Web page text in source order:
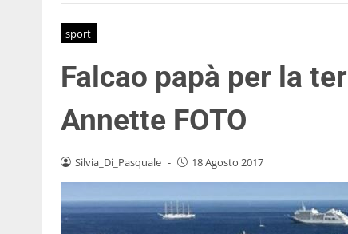
sport
Falcao papà per la
Annette FOTO
Silvia_Di_Pasquale - 18 Agosto 2017